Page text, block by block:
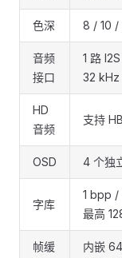
色深 8 / 10 /
音频
接口
1 路
32 kHz
HD
音频
支持
OSD 4 个独
字库
1 bpp /
最高
帧缓
内嵌